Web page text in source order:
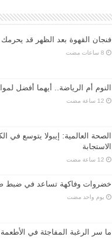
فنجان القهوة بعد الظهر قد
النوم أم الرياضة.. أيهما أفضل
الصحة العالمية: إيبولا يتوسع في
الاستجابة
خضروات وفاكهة تساعد في ضبط
‏يوم واحد مضت
ما سر الرغبة المفاجئة في الأطعمة